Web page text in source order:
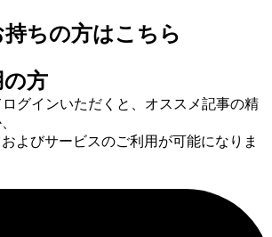
ちの方はこちら
方
グインいただくと、オススメ記事の精
よびサービスのご利用が可能になりま